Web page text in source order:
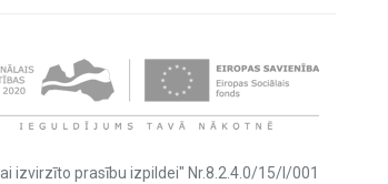
izvirzīto prasību izpildei" Nr.8.2.4.0/15/I/001